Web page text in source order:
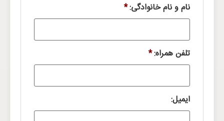
نام و نام خانوادگی:*
تلفن همراه:*
ایمیل: